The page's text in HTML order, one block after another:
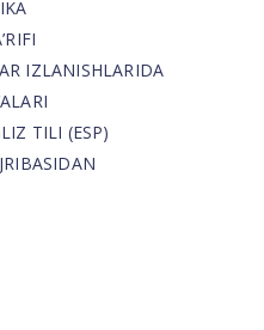
IZLANISHLARIDA
TILI (ESP)